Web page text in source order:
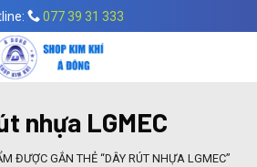
077 39 31 333
nhựa LGMEC
ĐƯỢC GẮN THẺ “DÂY RÚT NHỰA LGMEC”